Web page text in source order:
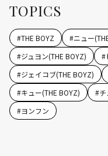
TOPICS
#THE BOYZ #ニュー
#ジュヨン(THE BOYZ) #
#ジェイコブ(THE BOYZ)
#キュー(THE BOYZ) #
#ヨンフン